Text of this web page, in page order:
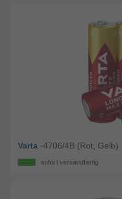
Varta -4706/4B (Rot, Gelb)
sofort versandfertig